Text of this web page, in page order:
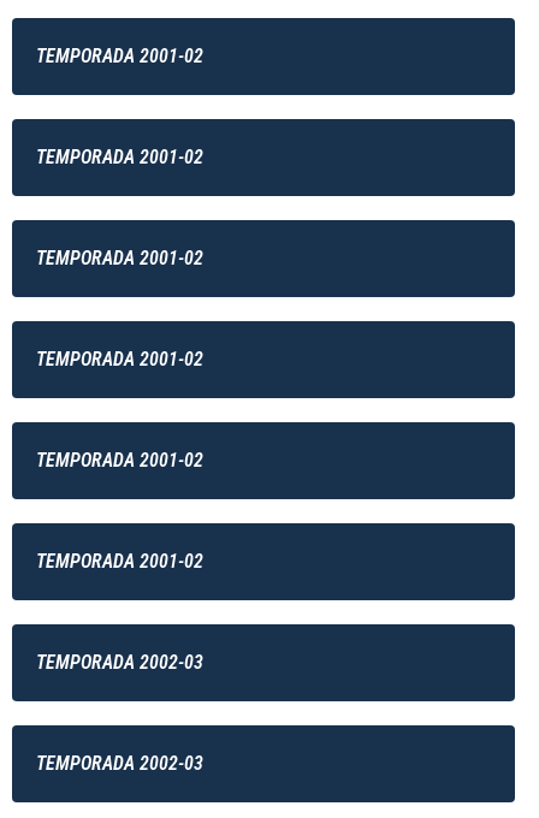
TEMPORADA 2001-02
TEMPORADA 2001-02
TEMPORADA 2001-02
TEMPORADA 2001-02
TEMPORADA 2001-02
TEMPORADA 2001-02
TEMPORADA 2002-03
TEMPORADA 2002-03